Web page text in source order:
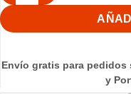
Envío gratis para pedidos
y